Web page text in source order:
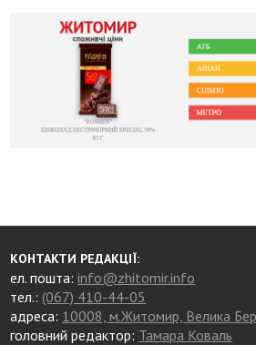
КОНТАКТИ РЕДАКЦІЇ:
ел. пошта:info@zhitomir.info
тел.: (067) 410-44-05
адреса: 10008, м.Житомир, Велика
головний редактор: Тамара Коваль